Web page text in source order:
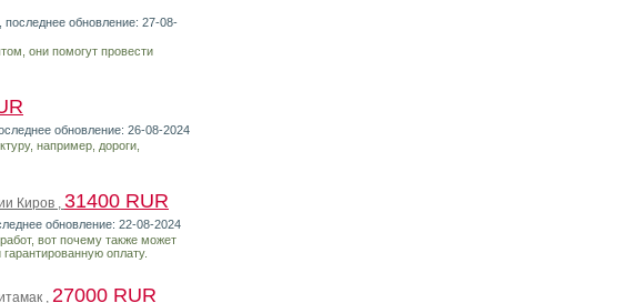
, последнее обновление: 27-08-
они помогут провести
обновление: 26-08-2024
например, дороги,
Киров , 31400 RUR
обновление: 22-08-2024
вот почему также может
оплату.
, 27000 RUR